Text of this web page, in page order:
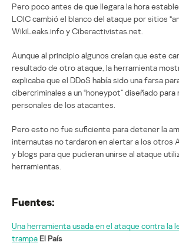
Pero poco antes de que llegara la hora
LOIC cambió el blanco del ataque por sitios
WikiLeaks.info y Ciberactivistas.net.
Aunque al principio algunos creían que este
resultado de otro ataque, la herramienta
explicaba que el DDoS había sido una farsa
cibercriminales a un “honeypot” diseñado
personales de los atacantes.
Pero esto no fue suficiente para detener la
internautas no tardaron en alertar a los otros
y blogs para que pudieran unirse al ataque
herramientas.
Fuentes:
Una herramienta usada en el ataque contra la
trampaEl País